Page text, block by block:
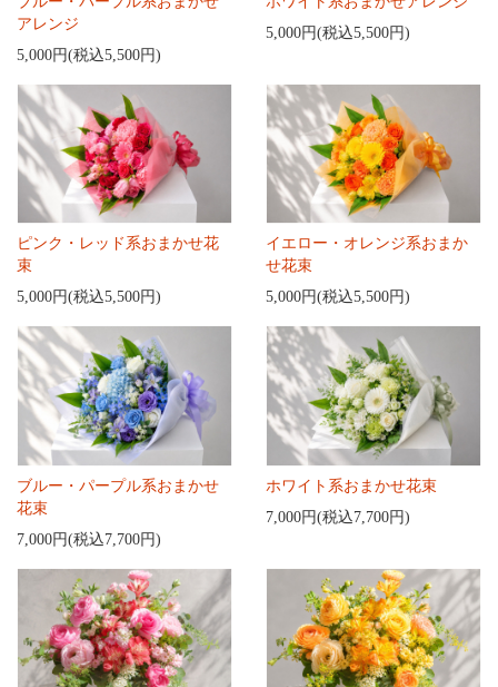
アレンジ
5,000円(税込5,500円)
5,000円(税込5,500円)
ピンク・レッド系おまかせ花
束
5,000円(税込5,500円)
イエロー・オレンジ系おまか
せ花束
5,000円(税込5,500円)
ブルー・パープル系おまかせ
花束
7,000円(税込7,700円)
ホワイト系おまかせ花束
7,000円(税込7,700円)